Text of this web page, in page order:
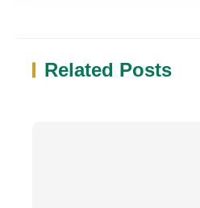
Related Posts